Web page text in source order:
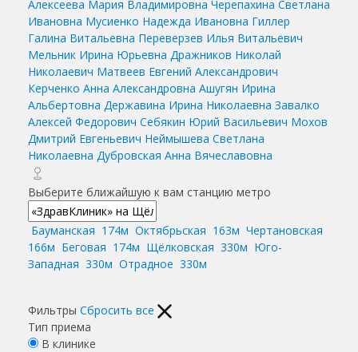
Алексеева Мария Владимировна Черепахина Светлана
Ивановна Мусиенко Надежда Ивановна Гиллер
Галина Витальевна Переверзев Илья Витальевич
Мельник Ирина Юрьевна Дражников Николай
Николаевич Матвеев Евгений Александрович
Керченко Анна Александровна Ашугян Ирина
Альбертовна Державина Ирина Николаевна Завалко
Алексей Федорович Себякин Юрий Васильевич Мохов
Дмитрий Евгеньевич Неймышева Светлана
Николаевна Дубровская Анна Вячеславовна
Выберите ближайшую к вам станцию метро
Бауманская 174м Октябрьская 163м Чертановская
166м Беговая 174м Щёлковская 330м Юго-
Западная 330м Отрадное 330м
Фильтры Сбросить все
Тип приема
В клинике